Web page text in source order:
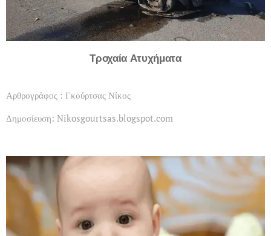
Τροχαία Ατυχήματα
Αρθρογράφος : Γκούρτσας Νίκος
Δημοσίευση: Nikosgourtsas.blogspot.com